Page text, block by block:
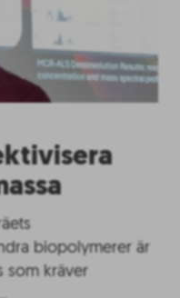
biopolymerer är
som kräver